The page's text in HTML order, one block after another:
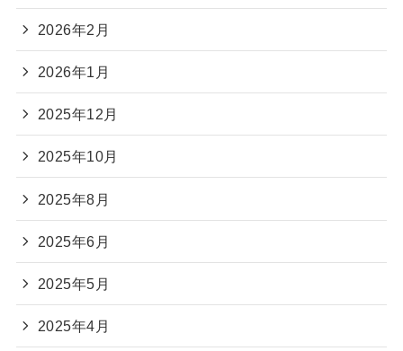
2026年2月
2026年1月
2025年12月
2025年10月
2025年8月
2025年6月
2025年5月
2025年4月